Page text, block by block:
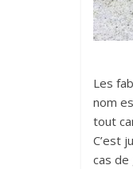
Les
nom
tout
C’est
cas de